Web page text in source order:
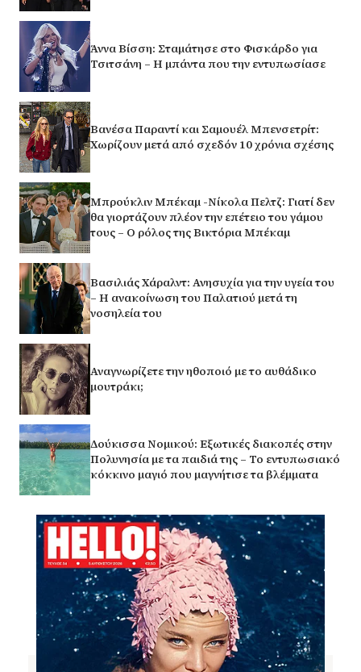
Άννα Βίσση: Σταμάτησε στο Φισκάρδο για
Τσιτσάνη – Η μπάντα που την εντυπωσίασε
Βανέσα Παραντί και Σαμουέλ Μπενσετρίτ:
Χωρίζουν μετά από σχεδόν 10 χρόνια σχέσης
Μπρούκλιν Μπέκαμ -Νίκολα Πελτζ: Γιατί δεν
θα γιορτάζουν πλέον την επέτειο του γάμου
τους – Ο ρόλος της Βικτόρια Μπέκαμ
Βασιλιάς Χάραλντ: Ανησυχία για την υγεία του
– Η ανακοίνωση του Παλατιού μετά τη
νοσηλεία του
Αναγνωρίζετε την ηθοποιό με το αυθάδικο
μουτράκι;
Δούκισσα Νομικού: Εξωτικές διακοπές στην
Πολυνησία με τα παιδιά της – Το εντυπωσιακό
κόκκινο μαγιό που μαγνήτισε τα βλέμματα